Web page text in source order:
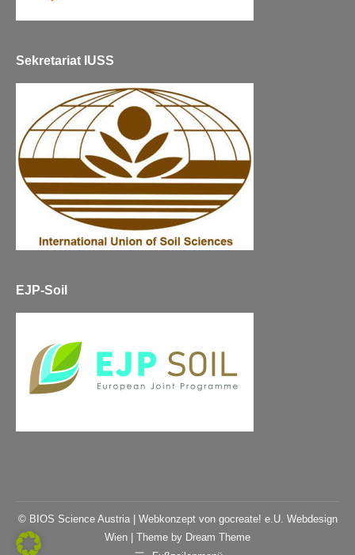
Sekretariat IUSS
EJP-Soil
© BIOS Science Austria | Webkonzept von gocreate! e.U. Webdesign
Wien | Theme by Dream Theme